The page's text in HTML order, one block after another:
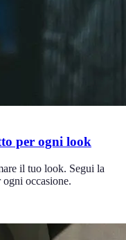
per ogni look
il tuo look. Segui la
occasione.